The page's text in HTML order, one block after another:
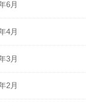
6月
4月
3月
2月